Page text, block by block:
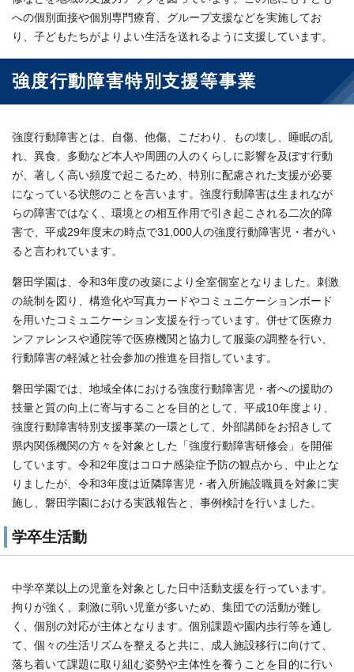
への個別面接や個別専門療育、グループ支援などを実施してお
り、子どもたちがよりよい生活を送れるように支援しています。
強度行動障害特別支援等事業
強度行動障害とは、自傷、他傷、こだわり、もの壊し、睡眠の乱
れ、異食、多動など本人や周囲の人のくらしに影響を及ぼす行動
が、著しく高い頻度で起こるため、特別に配慮された支援が必要
になっている状態のことを言います。強度行動障害は生まれなが
らの障害ではなく、環境との相互作用で引き起こされる二次的障
害で、平成29年度末の時点で31,000人の強度行動障害児・者がい
ると言われています。
磐田学園は、令和3年度の改築により全室個室となりました。刺激
の統制を図り、構造化や写真カードやコミュニケーションボード
を用いたコミュニケーション支援を行っています。併せて医療カ
ンファレンスや通院等で医療機関と協力して服薬の調整を行い、
行動障害の軽減と社会参加の推進を目指しています。
磐田学園では、地域全体における強度行動障害児・者への援助の
技量と質の向上に寄与することを目的として、平成10年度より、
強度行動障害特別支援事業の一環として、外部講師をお招きして
県内関係機関の方々を対象とした「強度行動障害研修会」を開催
しています。令和2年度はコロナ感染症予防の観点から、中止とな
りましたが、令和3年度は近隣障害児・者入所施設職員を対象に実
施し、磐田学園における実践報告と、事例検討を行いました。
学卒生活動
中学卒業以上の児童を対象とした日中活動支援を行っています。
拘りが強く、刺激に弱い児童が多いため、集団での活動が難し
く、個別の対応が主体となります。個別課題や園内歩行等を通し
て、個々の生活リズムを整えると共に、成人施設移行に向けて、
落ち着いて課題に取り組む姿勢や主体性を養うことを目的に行い